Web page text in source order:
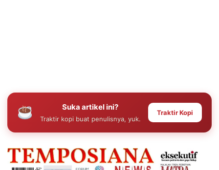
Suka artikel ini?
Traktir kopi buat penulisnya, yuk.
Traktir Kopi